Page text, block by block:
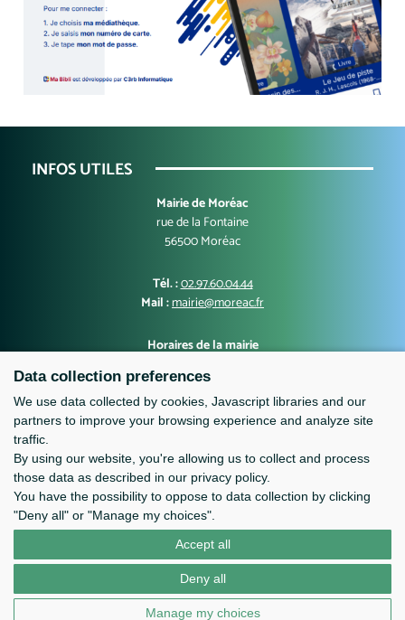
INFOS UTILES
Mairie de Moréac
rue de la Fontaine
56500 Moréac
Tél. :02.97.60.04.44
Mail :mairie@moreac.fr
Horaires de la mairie
Mardi : 10h00-12h30 et 13h30-17h00
Samedi : 9h-12h
Mentions légales
Data collection preferences
We use data collected by cookies, Javascript libraries and our
partners to improve your browsing experience and analyze site
traffic.
By using our website, you're allowing us to collect and process
those data as described in our privacy policy.
You have the possibility to oppose to data collection by clicking
"Deny all" or "Manage my choices".
Accept all
Deny all
Manage my choices